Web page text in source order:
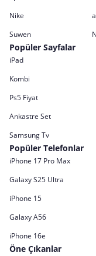
Nike
Suwen
Popüler Sayfalar
iPad
Kombi
Ps5 Fiyat
Ankastre Set
Samsung Tv
Popüler Telefonlar
iPhone 17 Pro Max
Galaxy S25 Ultra
iPhone 15
Galaxy A56
iPhone 16e
Öne Çıkanlar